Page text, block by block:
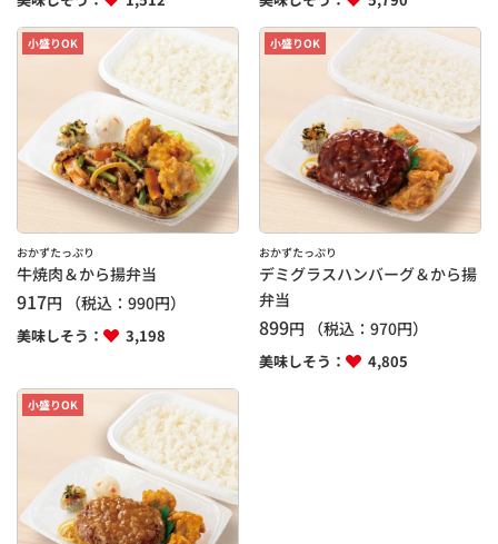
小盛りOK
おかずたっぷり
牛焼肉＆から揚弁当
917円 （税込： 990円）
美味しそう： 3,198
小盛りOK
おかずたっぷり
デミグラスハンバーグ＆から揚
弁当
899円 （税込：970円）
美味しそう： 4,805
小盛りOK